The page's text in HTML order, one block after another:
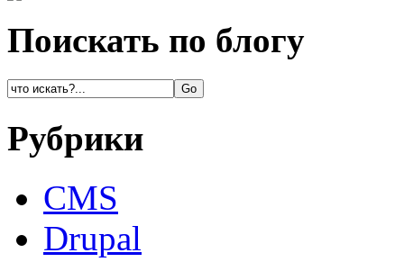
Поискать по блогу
Рубрики
CMS
Drupal